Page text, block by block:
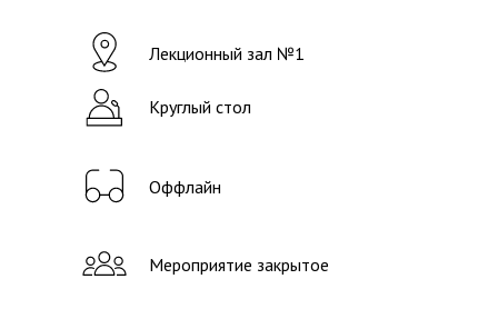
Лекционный зал №1
Круглый стол
Оффлайн
Мероприятие закрытое